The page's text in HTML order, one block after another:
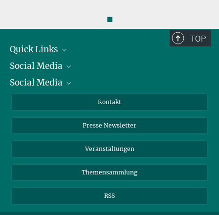
◼
TOP
Quick Links
Präsident
Zahlen und Fakten
Meldestelle Fehlverhalten
Social Media
Bluesky
TikTok
Social Media
Instagram
YouTube
Kontakt
Presse Newsletter
Veranstaltungen
Themensammlung
RSS